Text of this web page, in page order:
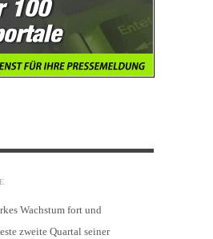
Wachstum fort und
zweite Quartal seiner